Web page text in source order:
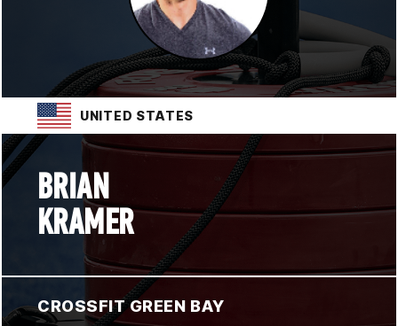
UNITED STATES
BRIAN
KRAMER
CROSSFIT GREEN BAY